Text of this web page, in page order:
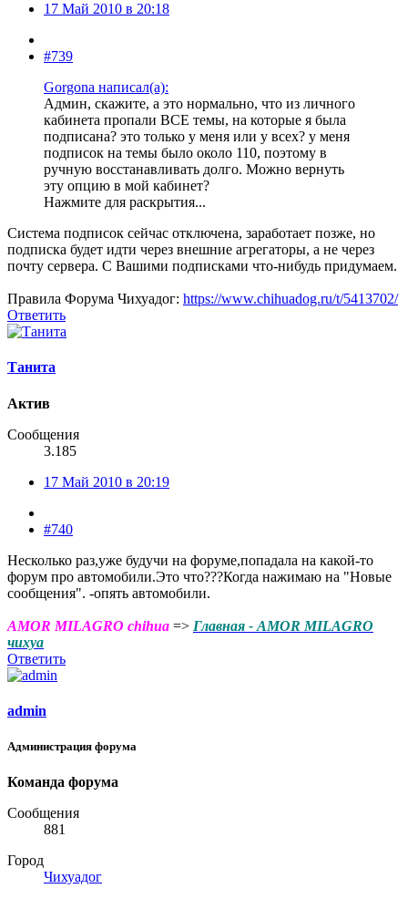
17 Май 2010 в 20:18
#739
Gorgona написал(а):
Админ, скажите, а это нормально, что из личного
кабинета пропали ВСЕ темы, на которые я была
подписана? это только у меня или у всех? у меня
подписок на темы было около 110, поэтому в
ручную восстанавливать долго. Можно вернуть
эту опцию в мой кабинет?
Нажмите для раскрытия...
Система подписок сейчас отключена, заработает позже, но
подписка будет идти через внешние агрегаторы, а не через
почту сервера. С Вашими подписками что-нибудь придумаем.
Правила Форума Чихуадог: https://www.chihuadog.ru/t/5413702/
Ответить
Танита
Актив
Сообщения
3.185
17 Май 2010 в 20:19
#740
Несколько раз,уже будучи на форуме,попадала на какой-то
форум про автомобили.Это что???Когда нажимаю на "Новые
сообщения". -опять автомобили.
AMOR MILAGRO chihua => Главная - AMOR MILAGRO
чихуа
Ответить
admin
Администрация форума
Команда форума
Сообщения
881
Город
Чихуадог